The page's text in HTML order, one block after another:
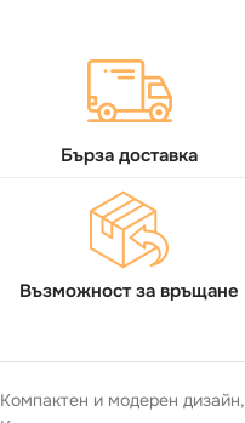
Бърза доставка
Възможност за връщане
Компактен и модерен